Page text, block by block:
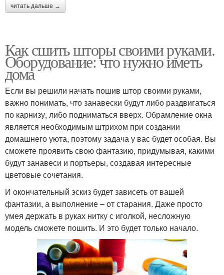
читать дальше →
Как сшить шторы своими руками.
Оборудование: что нужно иметь
дома
Если вы решили начать пошив штор своими руками,
важно понимать, что занавески будут либо раздвигаться
по карнизу, либо подниматься вверх. Обрамление окна
является необходимым штрихом при создании
домашнего уюта, поэтому задача у вас будет особая. Вы
сможете проявить свою фантазию, придумывая, какими
будут занавеси и портьеры, создавая интересные
цветовые сочетания.
И окончательный эскиз будет зависеть от вашей
фантазии, а выполнение – от старания. Даже просто
умея держать в руках нитку с иголкой, несложную
модель сможете пошить. И это будет только начало.